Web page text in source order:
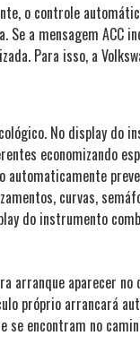
o controle
a mensagem ACC
Para isso, a
No display do
economizando
curvas,
do instrumento
arranque aparecer
próprio arrancará
encontram no